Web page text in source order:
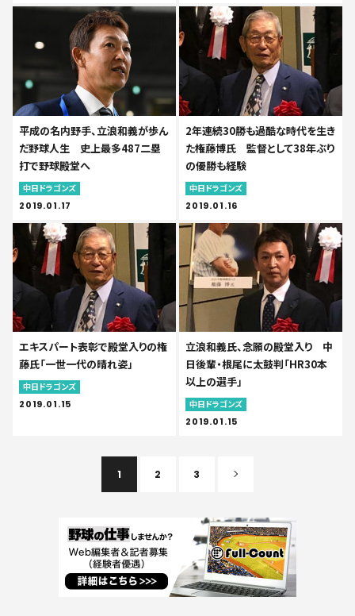
平成の名内野手、立浪和義が歩ん
だ野球人生 史上最多487二塁
打で野球殿堂へ
中日ドラゴンズ
2019.01.17
2年連続30勝も過酷な時代を生き
た権藤博氏 監督として38年ぶり
の優勝も経験
中日ドラゴンズ
2019.01.16
エキスパート表彰で殿堂入りの権
藤氏「一世一代の晴れ姿」
中日ドラゴンズ
2019.01.15
立浪和義氏、念願の殿堂入り 中
日後輩・根尾に太鼓判「HR30本
以上の選手」
中日ドラゴンズ
2019.01.15
1 2 3